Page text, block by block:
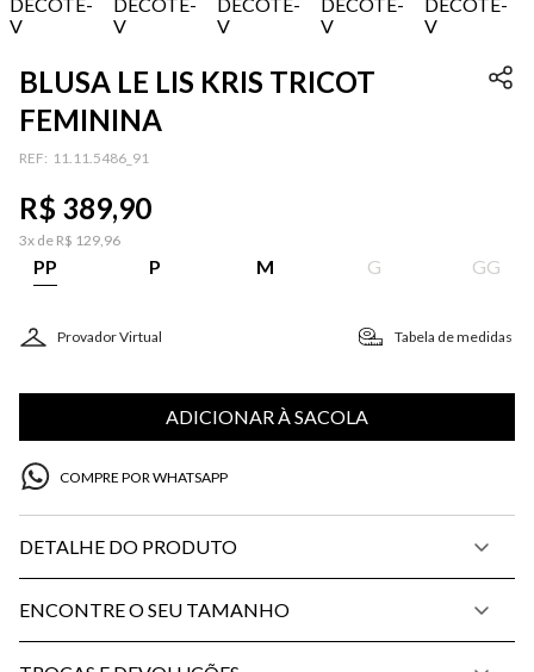
BLUSA LE LIS KRIS TRICOT
FEMININA
: 11.11.5486_91
R$ 389,90
3x de R$ 129,96
PP P M G GG
Provador Virtual Tabela de medidas
ADICIONAR À SACOLA
COMPRE POR WHATSAPP
DETALHE DO PRODUTO
ENCONTRE O SEU TAMANHO